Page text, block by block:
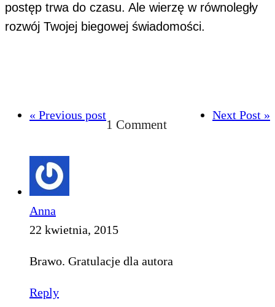
postęp trwa do czasu. Ale wierzę w równoległy
rozwój Twojej biegowej świadomości.
« Previous post Next Post »
1 Comment
Anna
22 kwietnia, 2015
Brawo. Gratulacje dla autora
Reply